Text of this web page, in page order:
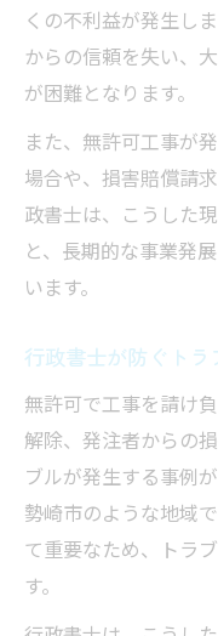
くの不利益が発生し
からの信頼を失い、
が困難となります。
また、無許可工事が
場合や、損害賠償請
政書士は、こうした
と、長期的な事業発
います。
行政書士が防ぐトラ
無許可で工事を請け
解除、発注者からの
ブルが発生する事例
勢崎市のような地域
て重要なため、トラ
す。